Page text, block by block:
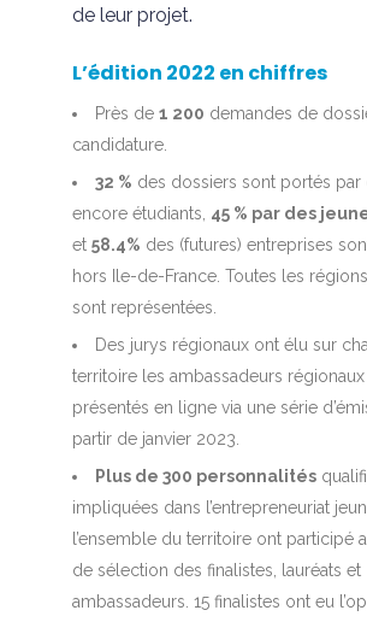
de leur projet.
L’édition 2022 en chiffres
Près de 1 200 demandes de
candidature.
32 % des dossiers sont portés par
encore étudiants, 45 % par des
et 58.4% des (futures) entreprises
hors Ile-de-France. Toutes les
sont représentées.
Des jurys régionaux ont élu sur
territoire les ambassadeurs
présentés en ligne via une série
partir de janvier 2023.
Plus de 300 personnalités
impliquées dans l’entrepreneuriat
l’ensemble du territoire ont participé
de sélection des finalistes, lauréats et
ambassadeurs. 15 finalistes ont eu